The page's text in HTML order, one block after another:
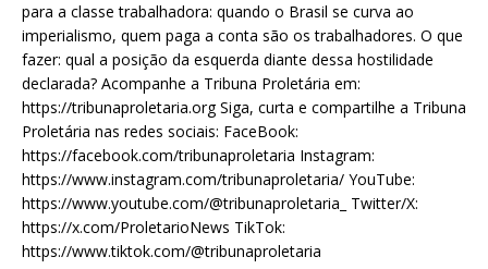
para a classe trabalhadora: quando o Brasil se curva ao
imperialismo, quem paga a conta são os trabalhadores. O que
fazer: qual a posição da esquerda diante dessa hostilidade
declarada? Acompanhe a Tribuna Proletária em:
https://tribunaproletaria.org Siga, curta e compartilhe a Tribuna
Proletária nas redes sociais: FaceBook:
https://facebook.com/tribunaproletaria Instagram:
https://www.instagram.com/tribunaproletaria/ YouTube:
https://www.youtube.com/@tribunaproletaria_ Twitter/X:
https://x.com/ProletarioNews TikTok:
https://www.tiktok.com/@tribunaproletaria